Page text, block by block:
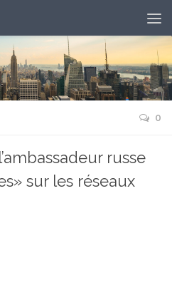
0
russe
sur les réseaux